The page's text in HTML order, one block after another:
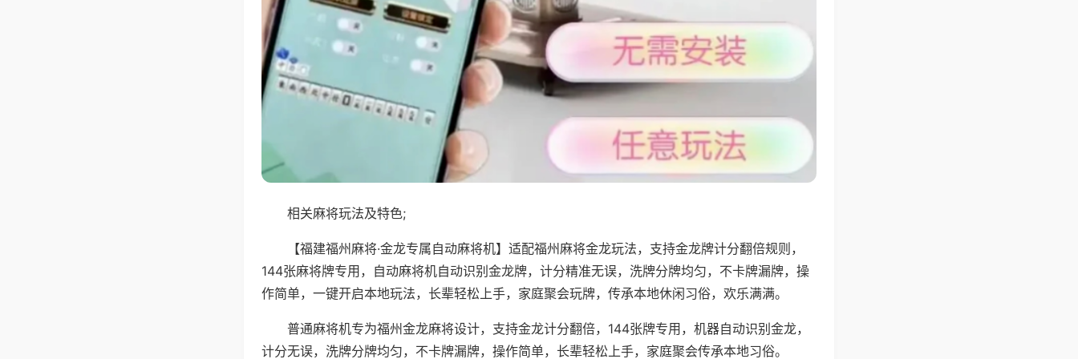
相关麻将玩法及特色;
【福建福州麻将·金龙专属自动麻将机】适配福州麻将金龙玩法，支持金龙牌计分翻倍规则，
144张麻将牌专用，自动麻将机自动识别金龙牌，计分精准无误，洗牌分牌均匀，不卡牌漏牌，操
作简单，一键开启本地玩法，长辈轻松上手，家庭聚会玩牌，传承本地休闲习俗，欢乐满满。
普通麻将机专为福州金龙麻将设计，支持金龙计分翻倍，144张牌专用，机器自动识别金龙，
计分无误，洗牌分牌均匀，不卡牌漏牌，操作简单，长辈轻松上手，家庭聚会传承本地习俗。